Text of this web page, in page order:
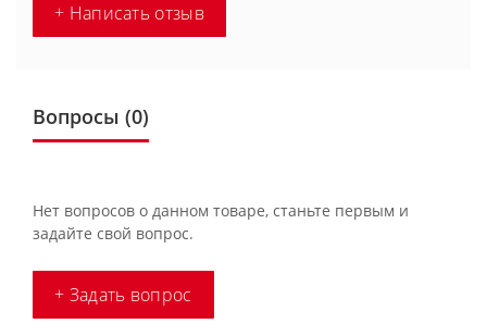
+ Написать отзыв
Вопросы (0)
Нет вопросов о данном товаре, станьте первым и
задайте свой вопрос.
+ Задать вопрос